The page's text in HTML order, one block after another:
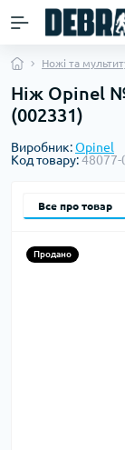
Ножі та
Ніж Opinel
(002331)
Виробник:Opinel
Код товару:48077-
Все про товар
Продано